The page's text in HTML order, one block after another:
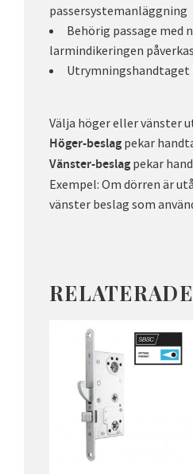
passersystemanläggning
Behörig passage med
larmindikeringen påverkas
Utrymningshandtaget
Välja höger eller vänster
Höger-beslag pekar
Vänster-beslag pekar
Exempel: Om dörren är
vänster beslag som